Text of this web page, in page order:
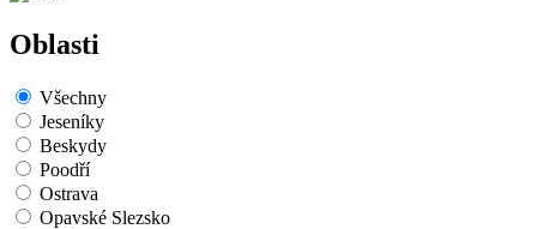
Oblasti
Všechny
Jeseníky
Beskydy
Poodří
Ostrava
Opavské Slezsko